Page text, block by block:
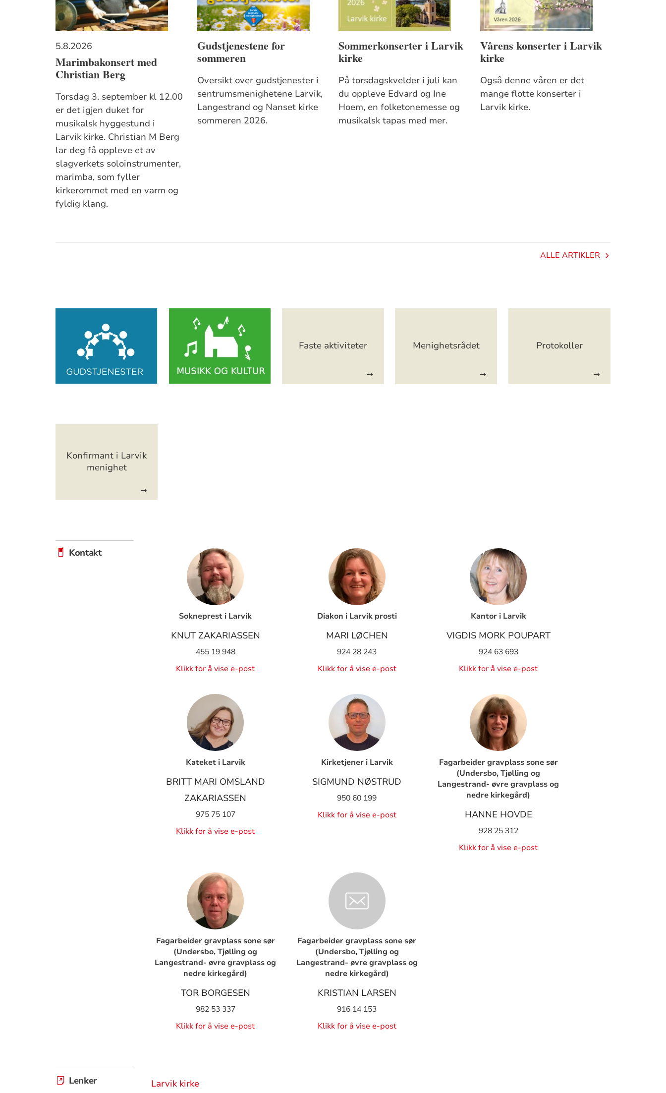
5.8.2026
Marimbakonsert med
Christian Berg
Torsdag 3. september kl 12.00
er det igjen duket for
musikalsk hyggestund i
Larvik kirke. Christian M Berg
lar deg få oppleve et av
slagverkets soloinstrumenter,
marimba, som fyller
kirkerommet med en varm og
fyldig klang.
Gudstjenestene for
sommeren
Oversikt over gudstjenester i
sentrumsmenighetene Larvik,
Langestrand og Nanset kirke
sommeren 2026.
Sommerkonserter i Larvik
kirke
På torsdagskvelder i juli kan
du oppleve Edvard og Ine
Hoem, en folketonemesse og
musikalsk tapas med mer.
Vårens konserter i Larvik
kirke
Også denne våren er det
mange flotte konserter i
Larvik kirke.
ALLE ARTIKLER
Artikkelsnarveger
Faste aktiviteter Menighetsrådet Protokoller
Konfirmant i Larvik
menighet
Kontakt
Sokneprest i Larvik
KNUT ZAKARIASSEN
455 19 948
Klikk for å vise e-post
Diakon i Larvik prosti
MARI LØCHEN
924 28 243
Klikk for å vise e-post
Kantor i Larvik
VIGDIS MORK POUPART
924 63 693
Klikk for å vise e-post
Kateket i Larvik
BRITT MARI OMSLAND
ZAKARIASSEN
975 75 107
Klikk for å vise e-post
Kirketjener i Larvik
SIGMUND NØSTRUD
950 60 199
Klikk for å vise e-post
Fagarbeider gravplass sone sør
(Undersbo, Tjølling og
Langestrand- øvre gravplass og
nedre kirkegård)
HANNE HOVDE
928 25 312
Klikk for å vise e-post
Fagarbeider gravplass sone sør
(Undersbo, Tjølling og
Langestrand- øvre gravplass og
nedre kirkegård)
TOR BORGESEN
982 53 337
Klikk for å vise e-post
Fagarbeider gravplass sone sør
(Undersbo, Tjølling og
Langestrand- øvre gravplass og
nedre kirkegård)
KRISTIAN LARSEN
916 14 153
Klikk for å vise e-post
Lenker Larvik kirke